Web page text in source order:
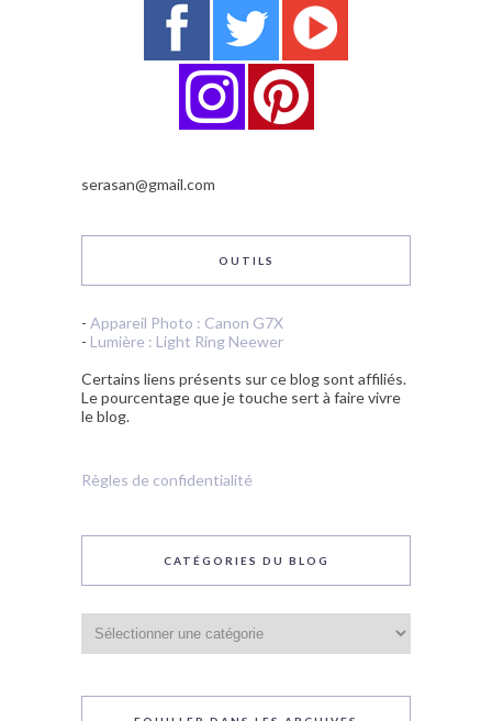
serasan@gmail.com
OUTILS
- Appareil Photo : Canon G7X
- Lumière : Light Ring Neewer
Certains liens présents sur ce blog sont affiliés.
Le pourcentage que je touche sert à faire vivre
le blog.
Règles de confidentialité
CATÉGORIES DU BLOG
du
blog